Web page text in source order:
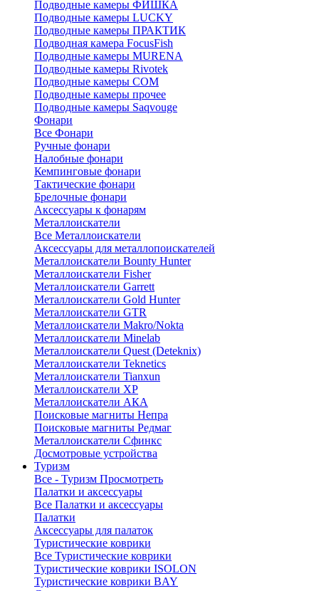
Подводные камеры ФИШКА
Подводные камеры LUCKY
Подводные камеры ПРАКТИК
Подводная камера FocusFish
Подводные камеры MURENA
Подводные камеры Rivotek
Подводные камеры СОМ
Подводные камеры прочее
Подводные камеры Saqvouge
Фонари
Все Фонари
Ручные фонари
Налобные фонари
Кемпинговые фонари
Тактические фонари
Брелочные фонари
Аксессуары к фонарям
Металлоискатели
Все Металлоискатели
Аксессуары для металлопоискателей
Металлоискатели Bounty Hunter
Металлоискатели Fisher
Металлоискатели Garrett
Металлоискатели Gold Hunter
Металлоискатели GTR
Металлоискатели Makro/Nokta
Металлоискатели Minelab
Металлоискатели Quest (Deteknix)
Металлоискатели Teknetics
Металлоискатели Tianxun
Металлоискатели XP
Металлоискатели АКА
Поисковые магниты Непра
Поисковые магниты Редмаг
Металлоискатели Сфинкс
Досмотровые устройства
Туризм
Все - Туризм Просмотреть
Палатки и аксессуары
Все Палатки и аксессуары
Палатки
Аксессуары для палаток
Туристические коврики
Все Туристические коврики
Туристические коврики ISOLON
Туристические коврики BAY